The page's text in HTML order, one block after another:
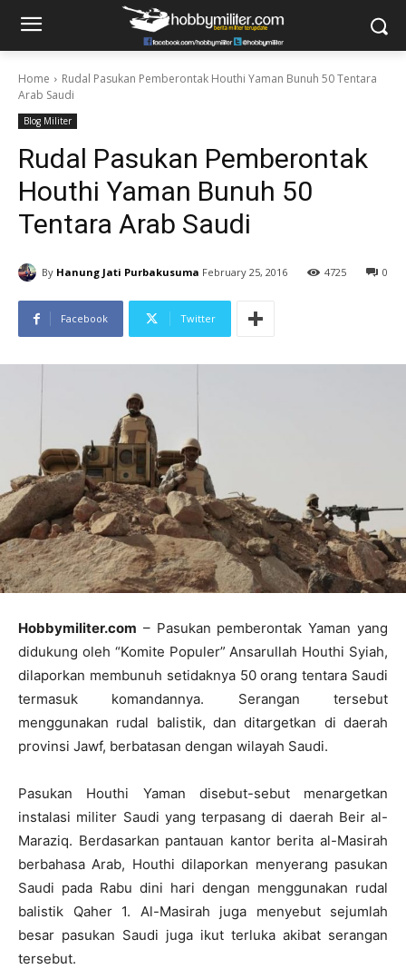
Home
Rudal Pasukan Pemberontak Houthi Yaman Bunuh 50 Tentara
Arab Saudi
Blog Militer
Rudal Pasukan Pemberontak
Houthi Yaman Bunuh 50
Tentara Arab Saudi
By Hanung Jati Purbakusuma February 25, 2016 0
4725
Facebook Twitter
Hobbymiliter.com – Pasukan pemberontak Yaman yang
didukung oleh “Komite Populer” Ansarullah Houthi Syiah,
dilaporkan membunuh setidaknya 50 orang tentara Saudi
termasuk komandannya. Serangan tersebut
menggunakan rudal balistik, dan ditargetkan di daerah
provinsi Jawf, berbatasan dengan wilayah Saudi.
Pasukan Houthi Yaman disebut-sebut menargetkan
instalasi militer Saudi yang terpasang di daerah Beir al-
Maraziq. Berdasarkan pantauan kantor berita al-Masirah
berbahasa Arab, Houthi dilaporkan menyerang pasukan
Saudi pada Rabu dini hari dengan menggunakan rudal
balistik Qaher 1. Al-Masirah juga menyebut sejumlah
besar pasukan Saudi juga ikut terluka akibat serangan
tersebut.